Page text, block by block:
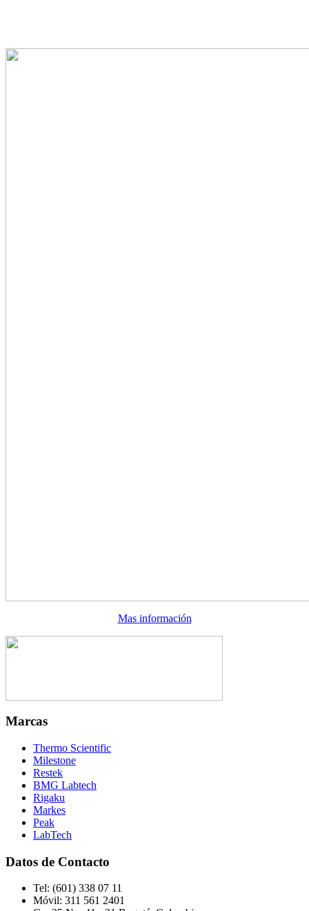
Mas información
Marcas
Thermo Scientific
Milestone
Restek
BMG Labtech
Rigaku
Markes
Peak
LabTech
Datos de Contacto
Tel: (601) 338 07 11
Móvil: 311 561 2401